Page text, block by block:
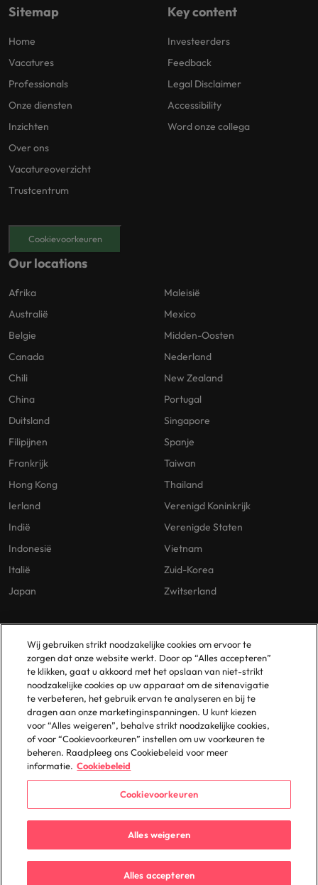
Sitemap
Home
Vacatures
Professionals
Onze diensten
Inzichten
Over ons
Vacatureoverzicht
Trustcentrum
Key content
Investeerders
Feedback
Legal Disclaimer
Accessibility
Word onze collega
Cookievoorkeuren
Our locations
Afrika
Australië
Belgie
Canada
Chili
China
Duitsland
Filipijnen
Frankrijk
Hong Kong
Ierland
Indië
Indonesië
Italië
Japan
Maleisië
Mexico
Midden-Oosten
Nederland
New Zealand
Portugal
Singapore
Spanje
Taiwan
Thailand
Verenigd Koninkrijk
Verenigde Staten
Vietnam
Zuid-Korea
Zwitserland
Our Policies
Privacybeleid
Cookies Policy
Policy Library
Gelijke Behandeling
Vestigingen
Amsterdam
Eindhoven
Rotterdam
© 2025 Robert Walters Plc. All Rights Reserved.
Wij gebruiken strikt noodzakelijke cookies om ervoor te
zorgen dat onze website werkt. Door op “Alles accepteren”
te klikken, gaat u akkoord met het opslaan van niet-strikt
noodzakelijke cookies op uw apparaat om de sitenavigatie
te verbeteren, het gebruik ervan te analyseren en bij te
dragen aan onze marketinginspanningen. U kunt kiezen
voor “Alles weigeren”, behalve strikt noodzakelijke cookies,
of voor “Cookievoorkeuren” instellen om uw voorkeuren te
beheren. Raadpleeg ons Cookiebeleid voor meer
informatie. Cookiebeleid
Cookievoorkeuren
Alles weigeren
Alles accepteren